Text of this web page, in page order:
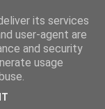
its services
user-agent are
and security
usage